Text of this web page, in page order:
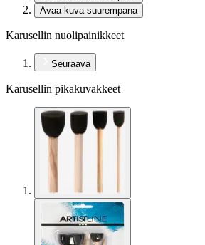
Avaa kuva suurempana
Karusellin nuolipainikkeet
Seuraava
Karusellin pikakuvakkeet